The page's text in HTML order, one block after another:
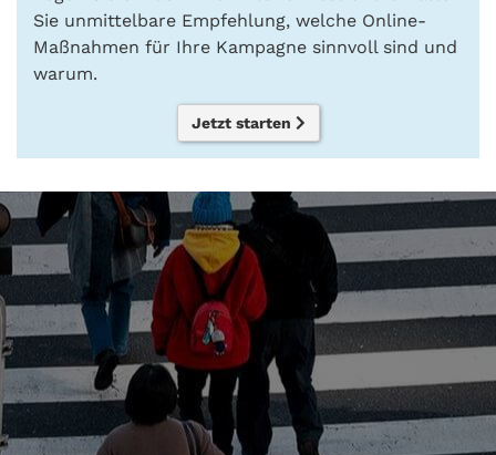
Sie unmittelbare Empfehlung, welche Online-
Maßnahmen für Ihre Kampagne sinnvoll sind und
warum.
Jetzt starten